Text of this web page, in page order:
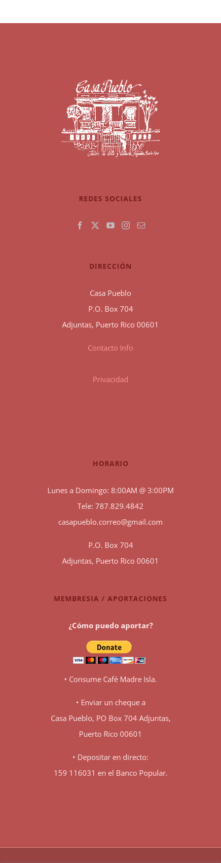
REDES SOCIALES
DIRECCIÓN
Casa Pueblo
P.O. Box 704
Adjuntas, Puerto Rico 00601
Contacto Info
Privacidad
HORARIO
Lunes a Domingo: 8:00AM @ 3:00PM
Tele: 787.829.4842
casapueblo.correo@gmail.com
P.O. Box 704
Adjuntas, Puerto Rico 00601
MEMBRESIA / APORTACIONES
¿Cómo puedo aportar?
• Consume Café Madre Isla.
• Enviar un cheque a
Casa Pueblo, PO Box 704 Adjuntas,
Puerto Rico 00601
• Depositar en directo:
159 116031 en el Banco Popular.